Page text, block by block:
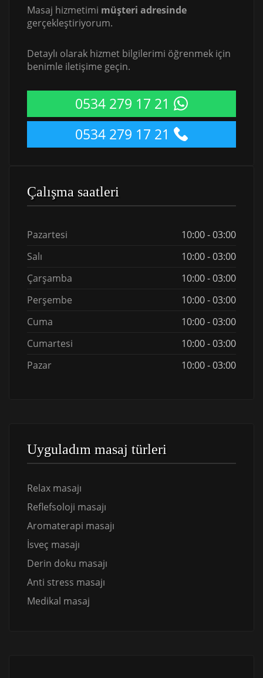
Masaj hizmetimi müşteri adresinde
gerçekleştiriyorum.
Detaylı olarak hizmet bilgilerimi öğrenmek için
benimle iletişime geçin.
0534 279 17 21
0534 279 17 21
Çalışma saatleri
Pazartesi
10:00 - 03:00
Salı
10:00 - 03:00
Çarşamba
10:00 - 03:00
Perşembe
10:00 - 03:00
Cuma
10:00 - 03:00
Cumartesi
10:00 - 03:00
Pazar
10:00 - 03:00
Uyguladım masaj türleri
Relax masajı
Reflefsoloji masajı
Aromaterapi masajı
İsveç masajı
Derin doku masajı
Anti stress masajı
Medikal masaj